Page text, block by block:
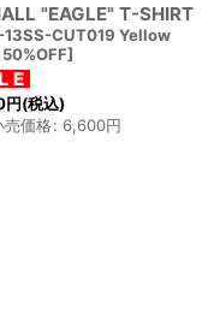
"EAGLE" T-SHIRT
13SS-CUT019 Yellow
]
円(税込)
売価格: 6,600円